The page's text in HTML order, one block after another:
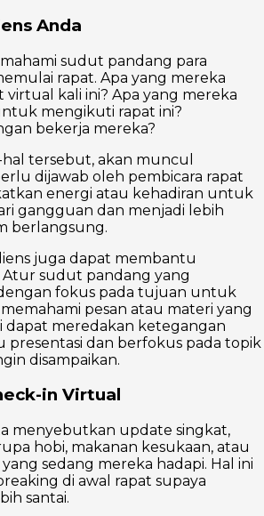
Anda
sudut pandang para
rapat. Apa yang mereka
virtual kali ini? Apa yang mereka
mengikuti rapat ini?
bekerja mereka?
tersebut, akan muncul
dijawab oleh pembicara rapat
energi atau kehadiran untuk
gangguan dan menjadi lebih
berlangsung.
juga dapat membantu
sudut pandang yang
fokus pada tujuan untuk
pesan atau materi yang
dapat meredakan ketegangan
presentasi dan berfokus pada topik
disampaikan.
in Virtual
menyebutkan update singkat,
hobi, makanan kesukaan, atau
sedang mereka hadapi. Hal ini
di awal rapat supaya
santai.